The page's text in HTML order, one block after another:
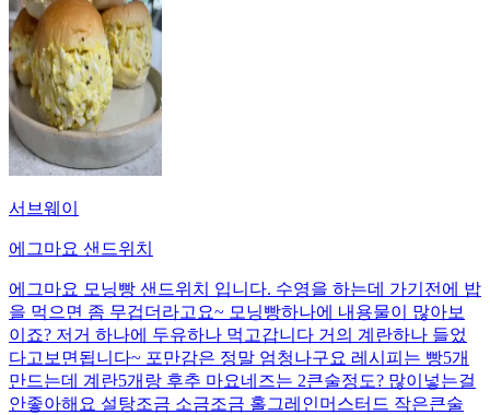
서브웨이
에그마요 샌드위치
에그마요 모닝빵 샌드위치 입니다. 수영을 하는데 가기전에 밥
을 먹으면 좀 무겁더라고요~ 모닝빵하나에 내용물이 많아보
이죠? 저거 하나에 두유하나 먹고갑니다 거의 계란하나 들었
다고보면됩니다~ 포만감은 정말 엄청나구요 레시피는 빵5개
만드는데 계란5개랑 후추 마요네즈는 2큰술정도? 많이넣는걸
안좋아해요 설탕조금 소금조금 홀그레인머스터드 작은큰술